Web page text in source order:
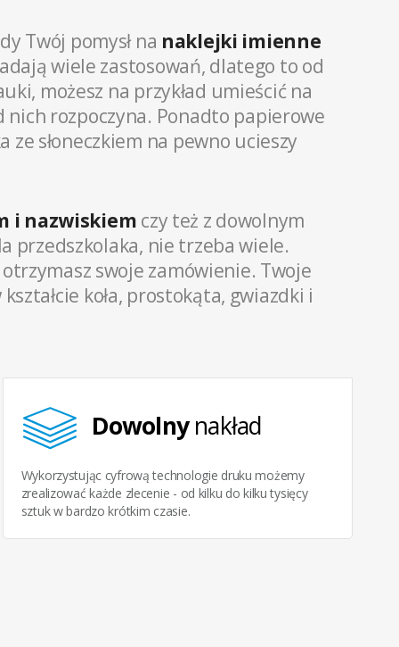
Twój pomysł na naklejki imienne
wiele zastosowań, dlatego to od
możesz na przykład umieścić na
rozpoczyna. Ponadto papierowe
słoneczkiem na pewno ucieszy
i nazwiskiem czy też z dowolnym
przedszkolaka, nie trzeba wiele.
swoje zamówienie. Twoje
koła, prostokąta, gwiazdki i
Dowolnynakład
Wykorzystując cyfrową technologie druku możemy
zrealizować każde zlecenie - od kilku do kilku tysięcy
sztuk w bardzo krótkim czasie.